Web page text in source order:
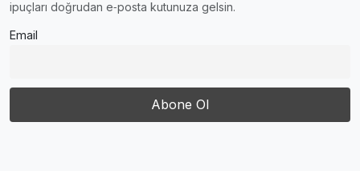
ipuçları doğrudan e‑posta kutunuza gelsin.
Email